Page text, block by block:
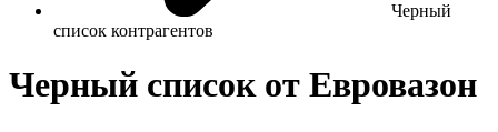
Черный
список контрагентов
Черный список от Евровазон